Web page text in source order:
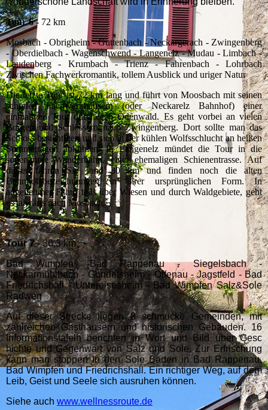
Tour 6- 72 km
Mosbach - Obrigheim - Guttenbach - Neckargerach - Zwingenberg
- Oberdielbach - Wagenschwend - Langenelz - Mudau - Limbach -
Laudenberg - Krumbach - Trienz - Fahrenbach - Lohrbach
Zwischen Fachwerkromantik, tollem Ausblick und uriger Natur
Die letzte Tour ist 72 km lang und führt von Moosbach mit seinen
schönen Fachwerkhäusern (oder Neckarelz Bahnhof) einer
einmaligen Tour durch den Odenwald. Es geht vorbei an vielen
Burgen und Schlössern nach Zwingenberg. Dort sollte man das
Schloss besichtigen und sich in der kühlen Wolfsschlucht an heißen
Sommertagen abkühlen. In Langenelz mündet die Tour in die
sogenannte Wanderbahn, einer ehemaligen Schienentrasse. Auf
dieser fahren Sie rund 30 km und finden noch die alten
Bahnhofsbezeichnungen in ihrer ursprünglichen Form. In
angenehmer Fahrt, teils über Wiesen und durch Waldgebiete, geht
es talwärts nach Mosbach.
Tour 7- 36,3 km
Bad Wimpfen -Bad Rappenau - Siegelsbach -
Neckarmühlbach - Gundelsheim - Offenau - Jagstfeld - Bad
Friedrichshall - Untereisesheim - Bad Wimpfen Salz&Sole
Radweg
Auf dieser Strecke liegen 8 schmu­cke Gemeinden, mit
zahlreichen Gast­häus­ern und historischen Gebäuden. 16
Informationstafeln berichten in Wort und Bild über Gesc
hichte und Gegenwart von Salz und Sole. Zur Erfrischung
kann man stoppen in den Sole Bäden in Bad Rappenau,
Bad Wimpfen und Friedrichshall. Ein richtiger Weg, auf dem
Leib, Geist und Seele sich ausruhen können.
Siehe auch www.wellnessroute.de